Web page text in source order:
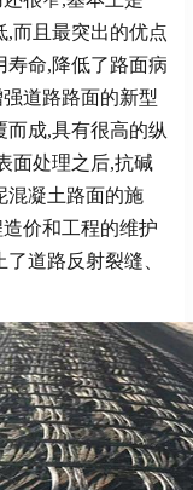
,而且最突出的优点
寿命,降低了路面病
道路路面的新型
成,具有很高的纵
面处理之后,抗碱
混凝土路面的施
价和工程的维护
道路反射裂缝、